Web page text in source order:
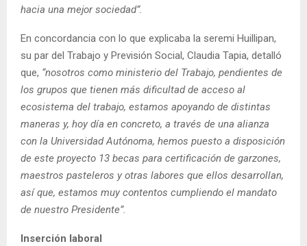
hacia una mejor sociedad”.
En concordancia con lo que explicaba la seremi Huillipan,
su par del Trabajo y Previsión Social, Claudia Tapia, detalló
que, “nosotros como ministerio del Trabajo, pendientes de
los grupos que tienen más dificultad de acceso al
ecosistema del trabajo, estamos apoyando de distintas
maneras y, hoy día en concreto, a través de una alianza
con la Universidad Autónoma, hemos puesto a disposición
de este proyecto 13 becas para certificación de garzones,
maestros pasteleros y otras labores que ellos desarrollan,
así que, estamos muy contentos cumpliendo el mandato
de nuestro Presidente”.
Inserción laboral